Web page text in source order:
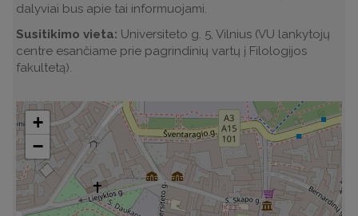
dalyviai bus apie tai informuojami.
Susitikimo vieta: Universiteto g. 5, Vilnius (VU lankytojų
centre esančiame prie pagrindinių vartų į Filologijos
fakultetą).
+
−